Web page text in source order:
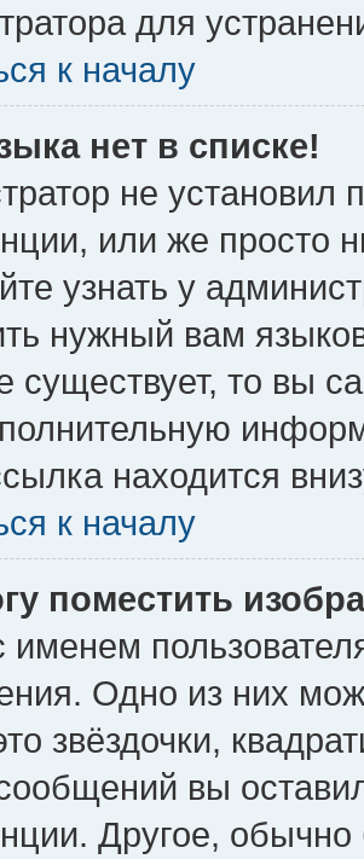
для
к началу
нет в списке!
не установил
или же просто
узнать у
нужный вам
существует, то вы
находится
к началу
поместить
именем
Одно из них
звёздочки,
вы
Другое,